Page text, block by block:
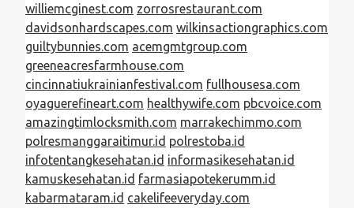
williemcginest.com zorrosrestaurant.com
davidsonhardscapes.com wilkinsactiongraphics.com
guiltybunnies.com acemgmtgroup.com
greeneacresfarmhouse.com
cincinnatiukrainianfestival.com fullhousesa.com
oyaguerefineart.com healthywife.com pbcvoice.com
amazingtimlocksmith.com marrakechimmo.com
polresmanggaraitimur.id polrestoba.id
infotentangkesehatan.id informasikesehatan.id
kamuskesehatan.id farmasiapotekerumm.id
kabarmataram.id cakelifeeveryday.com